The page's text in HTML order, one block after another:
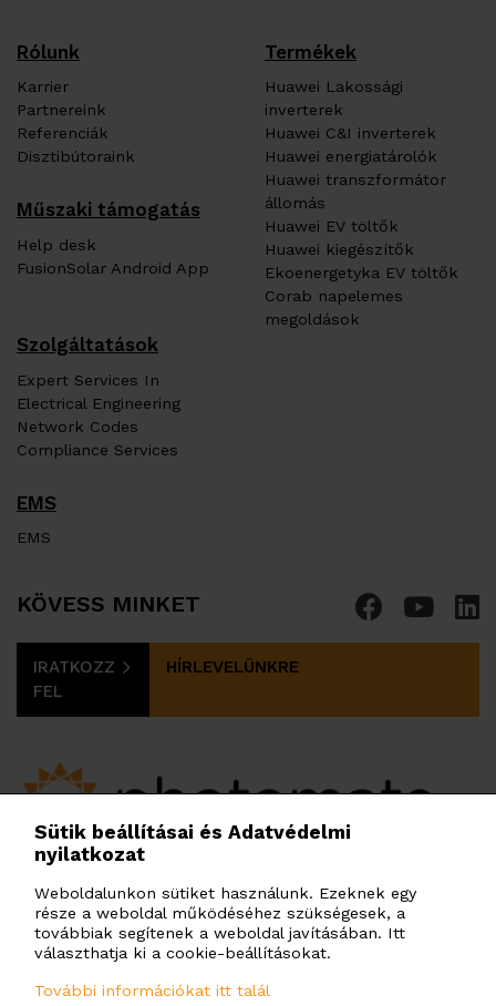
Rólunk
Karrier
Partnereink
Referenciák
Disztibútoraink
Műszaki támogatás
Help desk
FusionSolar Android App
Termékek
Huawei Lakossági
inverterek
Huawei C&I inverterek
Huawei energiatárolók
Huawei transzformátor
állomás
Huawei EV töltők
Huawei kiegészítők
Ekoenergetyka EV töltők
Corab napelemes
megoldások
Szolgáltatások
Expert Services In
Electrical Engineering
Network Codes
Compliance Services
EMS
EMS
KÖVESS MINKET
IRATKOZZ
FEL
HÍRLEVELÜNKRE
PHOTOMATE HUNGARY KFT.
Budafoki út 97-103. H. ép. 3. em., Budapest, 1117,
Magyarország
info@photomate.eu
Sütik beállításai és Adatvédelmi
nyilatkozat
Weboldalunkon sütiket használunk. Ezeknek egy
része a weboldal működéséhez szükségesek, a
továbbiak segítenek a weboldal javításában. Itt
választhatja ki a cookie-beállításokat.
További információkat itt talál